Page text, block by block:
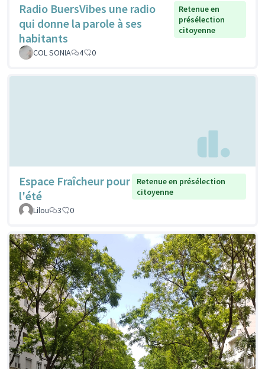
Radio BuersVibes une radio
qui donne la parole à ses
habitants
Retenue en
présélection
citoyenne
COL SONIA 4 0
Espace Fraîcheur pour
l'été
Retenue en présélection
citoyenne
Lilou
3 0